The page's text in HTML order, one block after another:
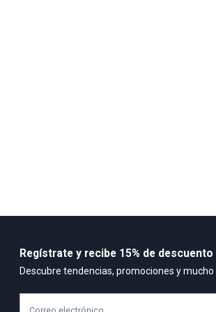
Regístrate y recibe 15% de descuento
Descubre tendencias, promociones y mucho